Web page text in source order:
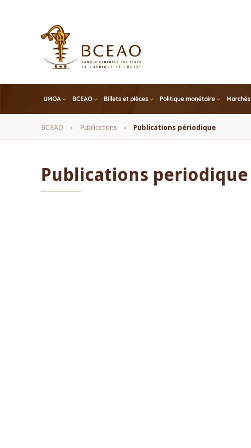
UMOA BCEAO Billets et pièces Politique monétaire Marchés
Fil
BCEAO Publications Publications périodique
Publications periodique